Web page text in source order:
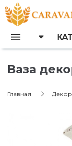
Ваза
Главная Декор